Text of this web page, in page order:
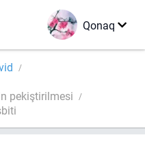
Qonaq
pekiştirilmesi